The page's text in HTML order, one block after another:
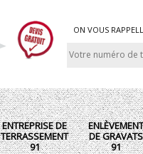
ON VOUS
ENTREPRISE DE
TERRASSEMENT
91
ENLÈVEMENT
DE GRAVATS
91